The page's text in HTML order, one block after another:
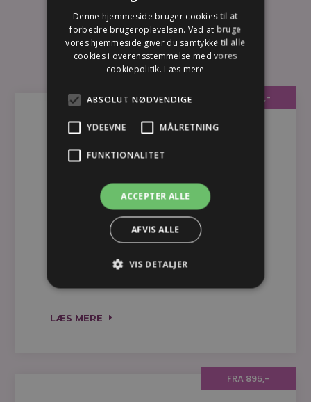
SE ALLE PRISER
FRA 400,-
Phformula (30 min) 400,-
Phformula (60 min) 600,-
Phformula (75 min) 675,-
Phformula Touch (30 min) 400,-
LÆS MERE
FRA 895,-
Denne hjemmeside bruger cookies til at
forbedre brugeroplevelsen. Ved at bruge
vores hjemmeside giver du samtykke til alle
cookies i overensstemmelse med vores
cookiepolitik. Læs mere
ABSOLUT NØDVENDIGE
YDEEVNE MÅLRETNING
FUNKTIONALITET
ACCEPTER ALLE
AFVIS ALLE
VIS DETALJER